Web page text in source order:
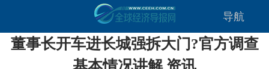
导航
董事长开车进长城强拆大门?官方调查
基本情况讲解 资讯